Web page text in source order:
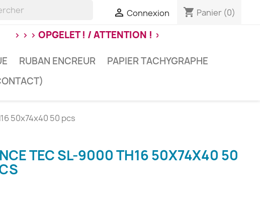
 Connexion shopping_cart Panier (0)
>OPGELET ! / ATTENTION ! > jaarlijkse verlof /
RUBAN ENCREUR
PAPIER TACHYGRAPHE
50x74x40 50 pcs
TEC SL-9000 TH16 50X74X40 50